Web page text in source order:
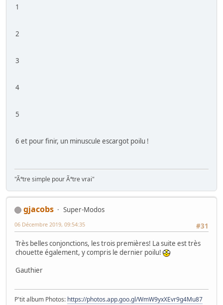
1
2
3
4
5
6 et pour finir, un minuscule escargot poilu !
"Ãªtre simple pour Ãªtre vrai"
gjacobs
Super-Modos
#31
06 Décembre 2019, 09:54:35
Très belles conjonctions, les trois premières! La suite est très
chouette également, y compris le dernier poilu!
Gauthier
P'tit album Photos: https://photos.app.goo.gl/WmW9yxXEvr9g4Mu87